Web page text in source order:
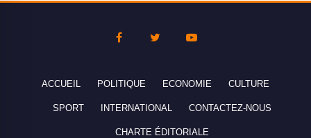
ACCUEIL POLITIQUE ECONOMIE CULTURE
SPORT INTERNATIONAL CONTACTEZ-NOUS
CHARTE ÉDITORIALE